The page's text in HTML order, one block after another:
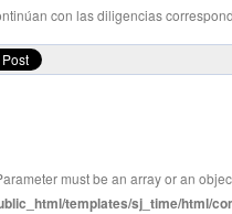
con las diligencias
must be an array or an
templates/sj_time/html/